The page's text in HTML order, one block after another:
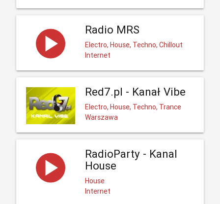
Radio MRS
Electro, House, Techno, Chillout
Internet
Red7.pl - Kanał Vibe
Electro, House, Techno, Trance
Warszawa
RadioParty - Kanal
House
House
Internet